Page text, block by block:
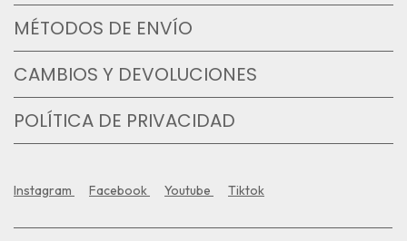
MÉTODOS DE ENVÍO
CAMBIOS Y DEVOLUCIONES
POLÍTICA DE PRIVACIDAD
Instagram Facebook Youtube Tiktok